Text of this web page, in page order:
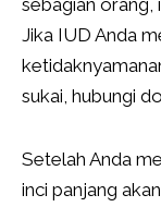
sebagian orang,
Jika IUD Anda
sukai, hubungi
Setelah Anda
inci panjang